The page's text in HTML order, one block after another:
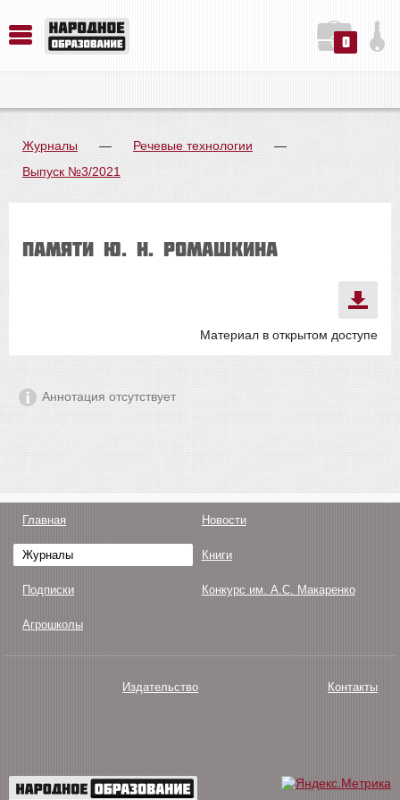
0
Журналы — Речевые технологии
—
Выпуск №3/2021
Памяти Ю. Н. Ромашкина
Материал в открытом доступе
Аннотация отсутствует
Главная Новости
Журналы Книги
Подписки Конкурс им. А.С. Макаренко
Агрошколы
Издательство Контакты